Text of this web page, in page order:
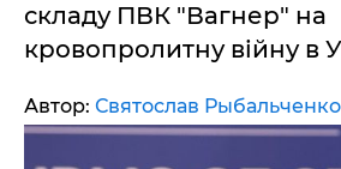
складу ПВК "Вагнер" на
кровопролитну війну в
Автор: Святослав Рыбальченко